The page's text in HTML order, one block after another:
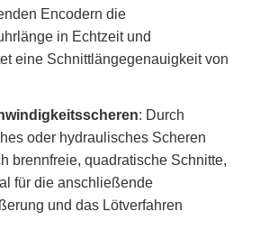
Encodern die
in Echtzeit und
eine Schnittlängegenauigkeit von
: Durch
oder hydraulisches Scheren
brennfreie, quadratische Schnitte,
für die anschließende
und das Lötverfahren